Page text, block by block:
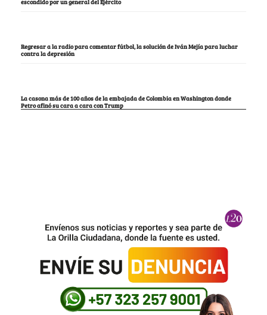
escondido por un general del Ejército
Regresar a la radio para comentar fútbol, la solución de Iván Mejía para luchar
contra la depresión
La casona más de 100 años de la embajada de Colombia en Washington donde
Petro afinó su cara a cara con Trump